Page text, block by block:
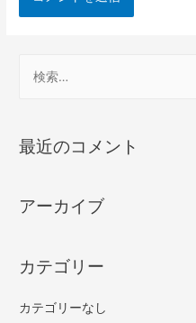
最近のコメント
アーカイブ
カテゴリー
カテゴリーなし